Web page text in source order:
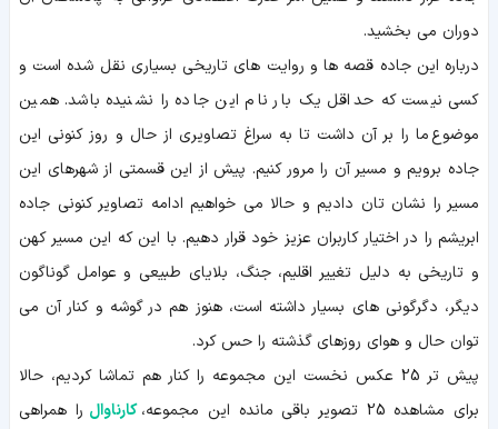
دوران می بخشید.
درباره این جاده قصه ها و روایت های تاریخی بسیاری نقل شده است و
کسی نیست که حداقل یک بار نام این جاده را نشنیده باشد. همین
موضوع ما را بر آن داشت تا به سراغ تصاویری از حال و روز کنونی این
جاده برویم و مسیر آن را مرور کنیم. پیش از این قسمتی از شهرهای این
مسیر را نشان تان دادیم و حالا می خواهیم ادامه تصاویر کنونی جاده
ابریشم را در اختیار کاربران عزیز خود قرار دهیم. با این که این مسیر کهن
و تاریخی به دلیل تغییر اقلیم، جنگ، بلایای طبیعی و عوامل گوناگون
دیگر، دگرگونی های بسیار داشته است، هنوز هم در گوشه و کنار آن می
توان حال و هوای روزهای گذشته را حس کرد.
پیش تر 25 عکس نخست این مجموعه را کنار هم تماشا کردیم، حالا
برای مشاهده 25 تصویر باقی مانده این مجموعه،
کارناوال را همراهی